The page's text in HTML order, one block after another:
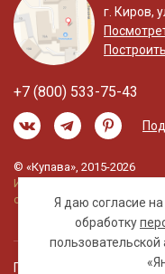
Я даю согласие
обработку
г. Киров,
+7 (800) 533-75-43
© «Купава», 2015-2026
Информация на сайте не
офертой.
Правовая информация